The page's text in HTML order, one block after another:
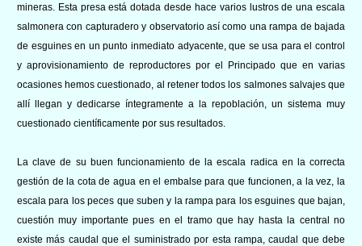
mineras. Esta presa está dotada desde hace varios lustros de una escala
salmonera con capturadero y observatorio así como una rampa de bajada
de esguines en un punto inmediato adyacente, que se usa para el control
y aprovisionamiento de reproductores por el Principado que en varias
ocasiones hemos cuestionado, al retener todos los salmones salvajes que
allí llegan y dedicarse íntegramente a la repoblación, un sistema muy
cuestionado científicamente por sus resultados.
La clave de su buen funcionamiento de la escala radica en la correcta
gestión de la cota de agua en el embalse para que funcionen, a la vez, la
escala para los peces que suben y la rampa para los esguines que bajan,
cuestión muy importante pues en el tramo que hay hasta la central no
existe más caudal que el suministrado por esta rampa, caudal que debe